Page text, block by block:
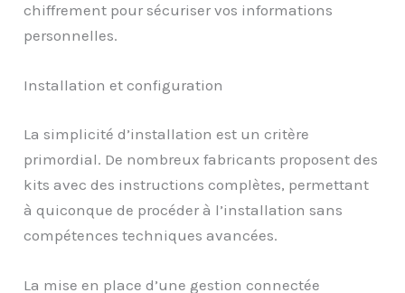
chiffrement pour sécuriser vos informations
personnelles.
Installation et configuration
La simplicité d’installation est un critère
primordial. De nombreux fabricants proposent des
kits avec des instructions complètes, permettant
à quiconque de procéder à l’installation sans
compétences techniques avancées.
La mise en place d’une gestion connectée